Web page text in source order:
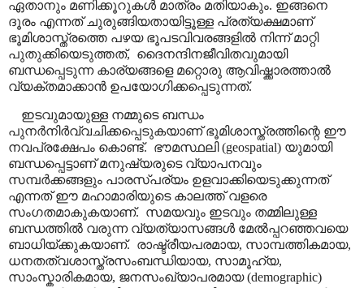
ഏതാനും മണിക്കൂറുകൾ മാത്രം മതിയാകും. ഇങ്ങനെ
ദൂരം എന്നത് ചുരുങ്ങിയതായിട്ടൂള്ള പ്രത്യക്ഷമാണ്
ഭൂമിശാസ്ത്രത്തെ പഴയ ഭൂപടവിവരങ്ങളിൽ നിന്ന് മാറ്റി
പുതുക്കിയെടുത്തത്, ദൈനന്ദിനജീവിതവുമായി
ബന്ധപ്പെടുന്ന കാര്യങ്ങളെ മറ്റൊരു ആവിഷ്ക്കാരത്താൽ
വ്യക്തമാക്കാൻ ഉപയോഗിക്കപ്പെടുന്നത്.
ഇടവുമായുള്ള നമ്മുടെ ബന്ധം
പുനർനിർവ്വചിക്കപ്പെടുകയാണ് ഭൂമിശാസ്ത്രത്തിന്റെ ഈ
നവപ്രക്ഷേപം കൊണ്ട്. ഭൗമസ്ഥലി (geospatial) യുമായി
ബന്ധപ്പെട്ടാണ് മനുഷ്യരുടെ വ്യാപനവും
സമ്പർക്കങ്ങളും പാരസ്പര്യം ഉളവാക്കിയെടുക്കുന്നത്
എന്നത് ഈ മഹാമാരിയുടെ കാലത്ത് വളരെ
സംഗതമാകുകയാണ്. സമയവും ഇടവും തമ്മിലുള്ള
ബന്ധത്തിൽ വരുന്ന വ്യത്യാസങ്ങൾ മേൽപ്പറഞ്ഞവയെ
ബാധിയ്ക്കുകയാണ്. രാഷ്ട്രീയപരമായ, സാമ്പത്തികമായ,
ധനതത്വശാസ്ത്രസംബന്ധിയായ, സാമൂഹ്യ,
സാംസ്കാരികമായ, ജനസംഖ്യാപരമായ (demographic)